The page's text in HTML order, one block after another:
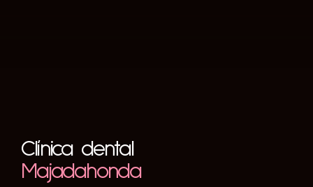
Clínica dental
Majadahonda